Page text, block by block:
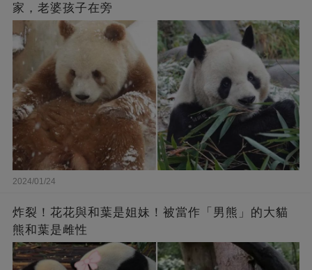
家，老婆孩子在旁
2024/01/24
炸裂！花花與和葉是姐妹！被當作「男熊」的大貓
熊和葉是雌性